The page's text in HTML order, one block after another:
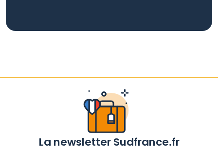
La newsletter Sudfrance.fr